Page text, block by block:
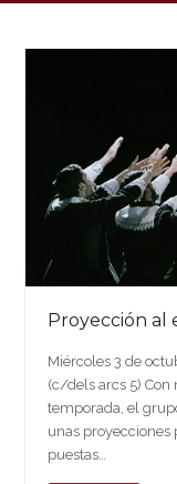
Proyección al
Miércoles 3 de
(c/dels arcs 5)
temporada, el
unas proyecciones
puestas…